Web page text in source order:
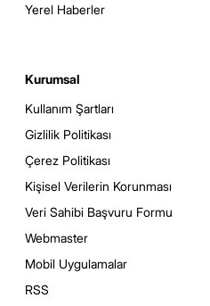
Yerel Haberler
Kurumsal
Kullanım Şartları
Gizlilik Politikası
Çerez Politikası
Kişisel Verilerin Korunması
Veri Sahibi Başvuru Formu
Webmaster
Mobil Uygulamalar
RSS